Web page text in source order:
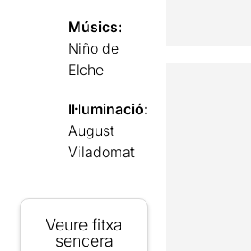
Músics:
Niño de
Elche
Il·luminació:
August
Viladomat
Veure fitxa
sencera